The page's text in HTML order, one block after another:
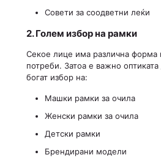
Совети за соодветни леќи
2. Голем избор на рамки
Секое лице има различна форма
потреби. Затоа е важно оптиката
богат избор на:
Машки рамки за очила
Женски рамки за очила
Детски рамки
Брендирани модели